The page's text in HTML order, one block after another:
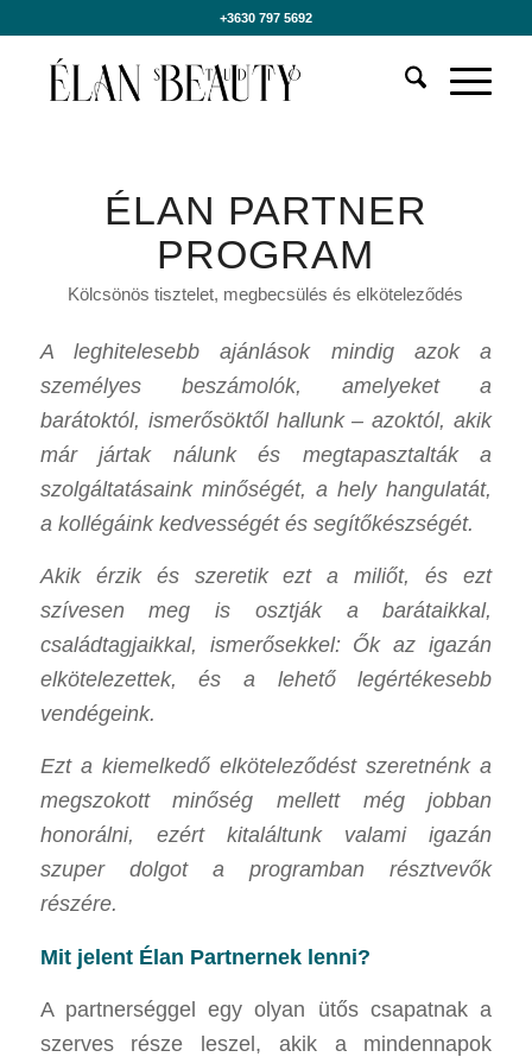
+3630 797 5692
ÉLAN PARTNER
PROGRAM
Kölcsönös tisztelet, megbecsülés és elköteleződés
A leghitelesebb ajánlások mindig azok a
személyes beszámolók, amelyeket a
barátoktól, ismerősöktől hallunk – azoktól, akik
már jártak nálunk és megtapasztalták a
szolgáltatásaink minőségét, a hely hangulatát,
a kollégáink kedvességét és segítőkészségét.
Akik érzik és szeretik ezt a miliőt, és ezt
szívesen meg is osztják a barátaikkal,
családtagjaikkal, ismerősekkel: Ők az igazán
elkötelezettek, és a lehető legértékesebb
vendégeink.
Ezt a kiemelkedő elköteleződést szeretnénk a
megszokott minőség mellett még jobban
honorálni, ezért kitaláltunk valami igazán
szuper dolgot a programban résztvevők
részére.
Mit jelent Élan Partnernek lenni?
A partnerséggel egy olyan ütős csapatnak a
szerves része leszel, akik a mindennapok